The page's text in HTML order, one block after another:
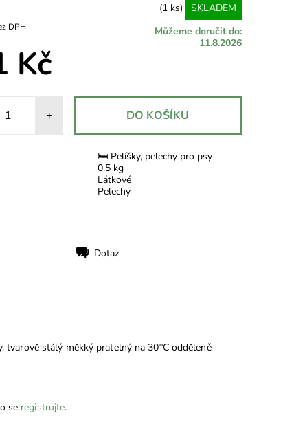
Kč bez DPH
(1 ks)
SKLADEM
Můžeme doručit do:
11.8.2026
Kč
+
🛏 Pelíšky, pelechy pro psy
0.5 kg
Látkové
Pelechy
Dotaz
tvarově stálý měkký pratelný na 30°C odděleně
se registrujte.